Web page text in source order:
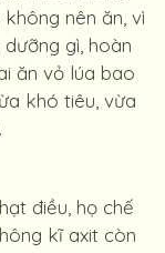
nên ăn, vì
gì, hoàn
ăn vỏ lúa bao
khó tiêu, vừa
điều, họ chế
kĩ axit còn